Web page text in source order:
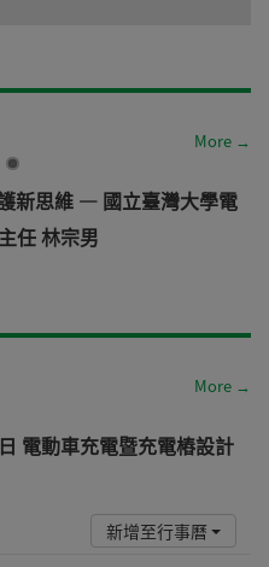
More →
新思維 — 國立臺灣大學電
任 林宗男
More →
電動車充電暨充電樁設計
新增至行事曆